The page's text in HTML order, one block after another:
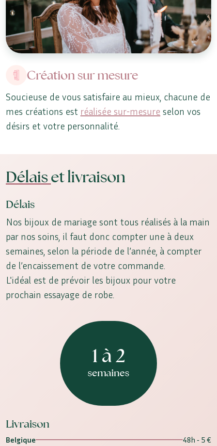
Création sur mesure
Soucieuse de vous satisfaire au mieux, chacune de
mes créations est réalisée sur-mesure selon vos
désirs et votre personnalité.
Délaiset livraison
Délais
Nos bijoux de mariage sont tous réalisés à la main
par nos soins, il faut donc compter une à deux
semaines, selon la période de l’année, à compter
de l’encaissement de votre commande.
L'idéal est de prévoir les bijoux pour votre
prochain essayage de robe.
1 à 2
semaines
Livraison
Belgique
48h - 5 €